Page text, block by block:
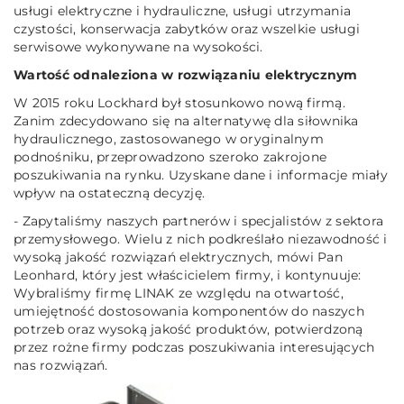
usługi elektryczne i hydrauliczne, usługi utrzymania
czystości, konserwacja zabytków oraz wszelkie usługi
serwisowe wykonywane na wysokości.
Wartość odnaleziona w rozwiązaniu elektrycznym
W 2015 roku Lockhard był stosunkowo nową firmą.
Zanim zdecydowano się na alternatywę dla siłownika
hydraulicznego, zastosowanego w oryginalnym
podnośniku, przeprowadzono szeroko zakrojone
poszukiwania na rynku. Uzyskane dane i informacje miały
wpływ na ostateczną decyzję.
- Zapytaliśmy naszych partnerów i specjalistów z sektora
przemysłowego. Wielu z nich podkreślało niezawodność i
wysoką jakość rozwiązań elektrycznych, mówi Pan
Leonhard, który jest właścicielem firmy, i kontynuuje:
Wybraliśmy firmę LINAK ze względu na otwartość,
umiejętność dostosowania komponentów do naszych
potrzeb oraz wysoką jakość produktów, potwierdzoną
przez rożne firmy podczas poszukiwania interesujących
nas rozwiązań.